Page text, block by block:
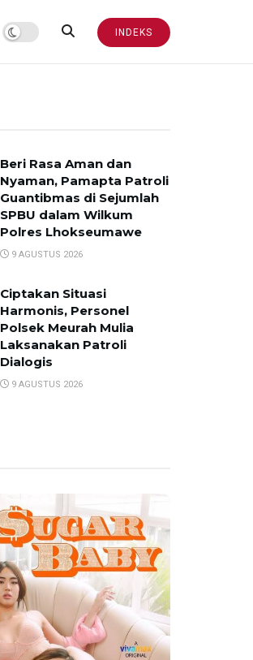
INDEKS
Beri Rasa Aman dan
Nyaman, Pamapta Patroli
Guantibmas di Sejumlah
SPBU dalam Wilkum
Polres Lhokseumawe
9 AGUSTUS 2026
Ciptakan Situasi
Harmonis, Personel
Polsek Meurah Mulia
Laksanakan Patroli
Dialogis
9 AGUSTUS 2026